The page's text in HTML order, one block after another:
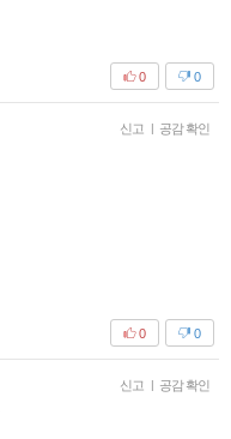
0
0
신고 | 공감 확인
0
0
신고 | 공감 확인